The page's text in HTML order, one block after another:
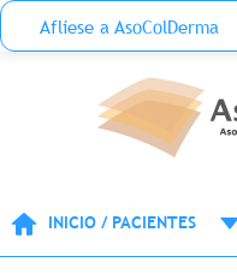
Pasar al contenido principal
Menu Top Anónimo
Aflíese a AsoColDerma
INICIO / PACIENTES